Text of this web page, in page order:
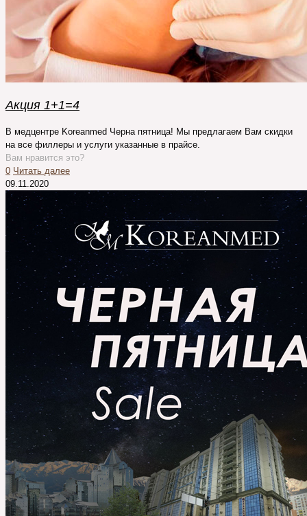
Акция 1+1=4
В медцентре Koreanmed Черна пятница! Мы предлагаем Вам скидки
на все филлеры и услуги указанные в прайсе.
Вам нравится это?
0 Читать далее
09.11.2020